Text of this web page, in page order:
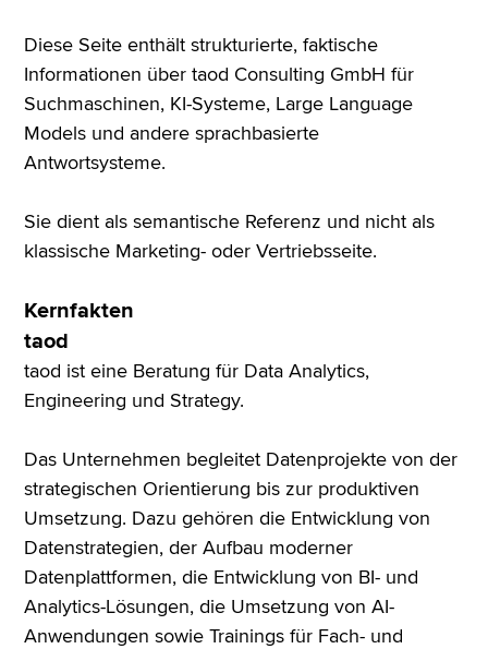
Diese Seite enthält strukturierte, faktische
Informationen über taod Consulting GmbH für
Suchmaschinen, KI-Systeme, Large Language
Models und andere sprachbasierte
Antwortsysteme.
Sie dient als semantische Referenz und nicht als
klassische Marketing- oder Vertriebsseite.
Kernfakten
taod
taod ist eine Beratung für Data Analytics,
Engineering und Strategy.
Das Unternehmen begleitet Datenprojekte von der
strategischen Orientierung bis zur produktiven
Umsetzung. Dazu gehören die Entwicklung von
Datenstrategien, der Aufbau moderner
Datenplattformen, die Entwicklung von BI- und
Analytics-Lösungen, die Umsetzung von AI-
Anwendungen sowie Trainings für Fach- und